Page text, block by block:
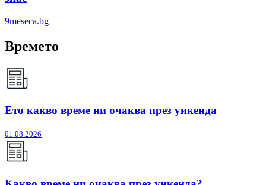
9meseca.bg
Времето
Ето какво време ни очаква през уикенда
01.08.2026